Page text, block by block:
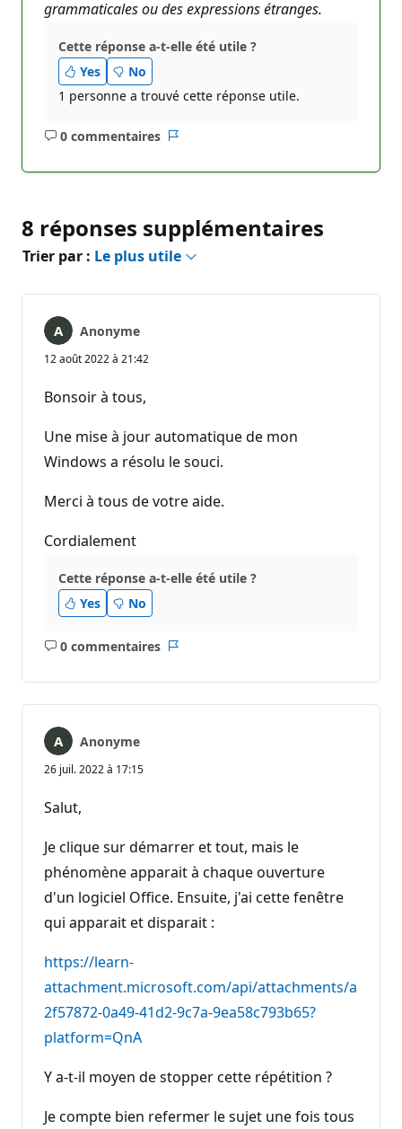
grammaticales ou des expressions étranges.
Cette réponse a-t-elle été utile ?
Yes
No
1 personne a trouvé cette réponse utile.
0 commentaires
Aucun
8 réponses supplémentaires
Trier par : Le plus utile
Anonyme
12 août 2022 à 21:42
Bonsoir à tous,
Une mise à jour automatique de mon
Windows a résolu le souci.
Merci à tous de votre aide.
Cordialement
Cette réponse a-t-elle été utile ?
Yes
No
0 commentaires
Aucun
Anonyme
26 juil. 2022 à 17:15
Salut,
Je clique sur démarrer et tout, mais le
phénomène apparait à chaque ouverture
d'un logiciel Office. Ensuite, j'ai cette fenêtre
qui apparait et disparait :
https://learn-
attachment.microsoft.com/api/attachments/a
2f57872-0a49-41d2-9c7a-9ea58c793b65?
platform=QnA
Y a-t-il moyen de stopper cette répétition ?
Je compte bien refermer le sujet une fois tous